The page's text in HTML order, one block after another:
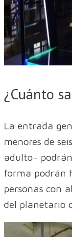
¿Cuánto
La entrada
menores de
adulto-
forma podrán
personas con
del planetario